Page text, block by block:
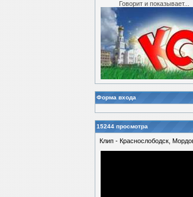
Говорит и показывает...
Форма входа
15244 просмотра
Клип - Краснослободск,